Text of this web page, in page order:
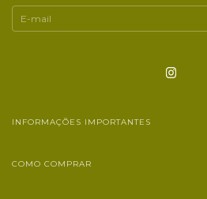
INFORMAÇÕES IMPORTANTES
COMO COMPRAR